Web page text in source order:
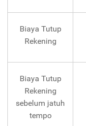
Biaya Tutup
Rekening
Biaya Tutup
Rekening
sebelum jatuh
tempo